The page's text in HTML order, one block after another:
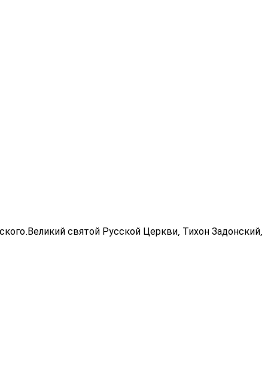
святой Русской Церкви, Тихон Задонский,